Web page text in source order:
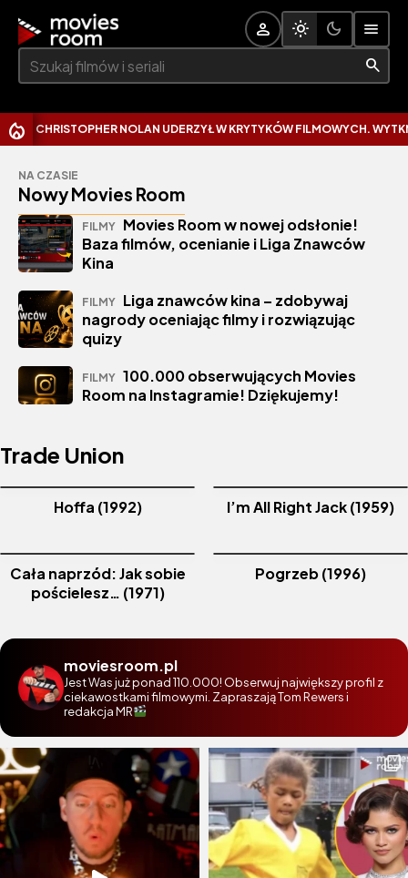
Szukaj:
CHRISTOPHER NOLAN UDERZYŁ W KRYTYKÓW FILMOWYCH.
NA CZASIE
Nowy Movies Room
FILMY Movies Room w nowej odsłonie!
Baza filmów, ocenianie i Liga Znawców
Kina
FILMY Liga znawców kina – zdobywaj
nagrody oceniając filmy i rozwiązując
quizy
FILMY 100.000 obserwujących Movies
Room na Instagramie! Dziękujemy!
Trade Union
Hoffa (1992) I’m All Right Jack (1959)
Cała naprzód: Jak sobie
pościelesz… (1971)
Pogrzeb (1996)
moviesroom.pl
Jest Was już ponad 110.000! Obserwuj największy profil z
ciekawostkami filmowymi. Zapraszają Tom Rewers i
redakcja MR